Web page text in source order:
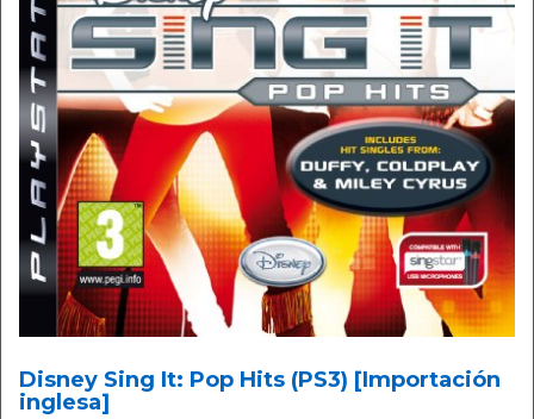
Disney Sing It: Pop Hits (PS3) [Importación
inglesa]